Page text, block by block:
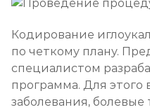
Кодирование
по четкому плану.
специалистом
программа. Для этого
заболевания,